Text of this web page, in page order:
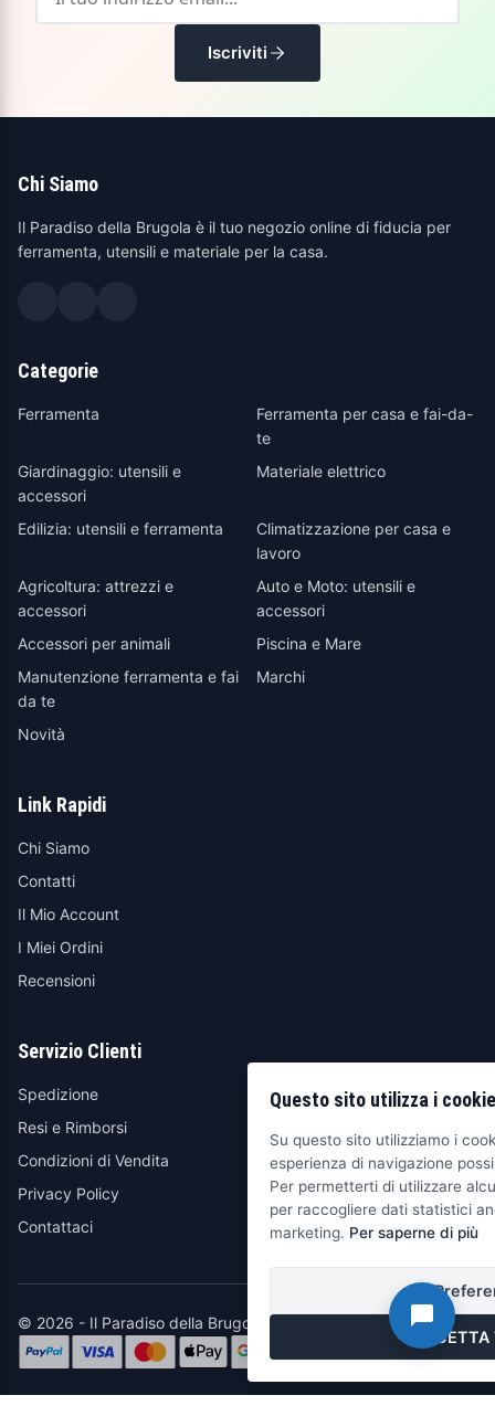
Iscriviti
Chi Siamo
Il Paradiso della Brugola è il tuo negozio online di fiducia per
ferramenta, utensili e materiale per la casa.
Categorie
Ferramenta
Ferramenta per casa e fai-da-
te
Giardinaggio: utensili e
accessori
Materiale elettrico
Edilizia: utensili e ferramenta
Climatizzazione per casa e
lavoro
Agricoltura: attrezzi e
accessori
Auto e Moto: utensili e
accessori
Accessori per animali
Piscina e Mare
Manutenzione ferramenta e fai
da te
Marchi
Novità
Link Rapidi
Chi Siamo
Contatti
Il Mio Account
I Miei Ordini
Recensioni
Servizio Clienti
Spedizione
Resi e Rimborsi
Condizioni di Vendita
Privacy Policy
Contattaci
© 2026 - Il Paradiso della Brugola
Questo sito utilizza i cookie
Su questo sito utilizziamo i
esperienza di navigazione
Per permetterti di utilizzare
per raccogliere dati statistici
marketing. Per saperne di più